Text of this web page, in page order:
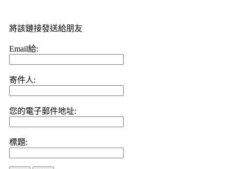
將該鏈接發送給朋友
Email給:
寄件人:
您的電子郵件地址:
標題: